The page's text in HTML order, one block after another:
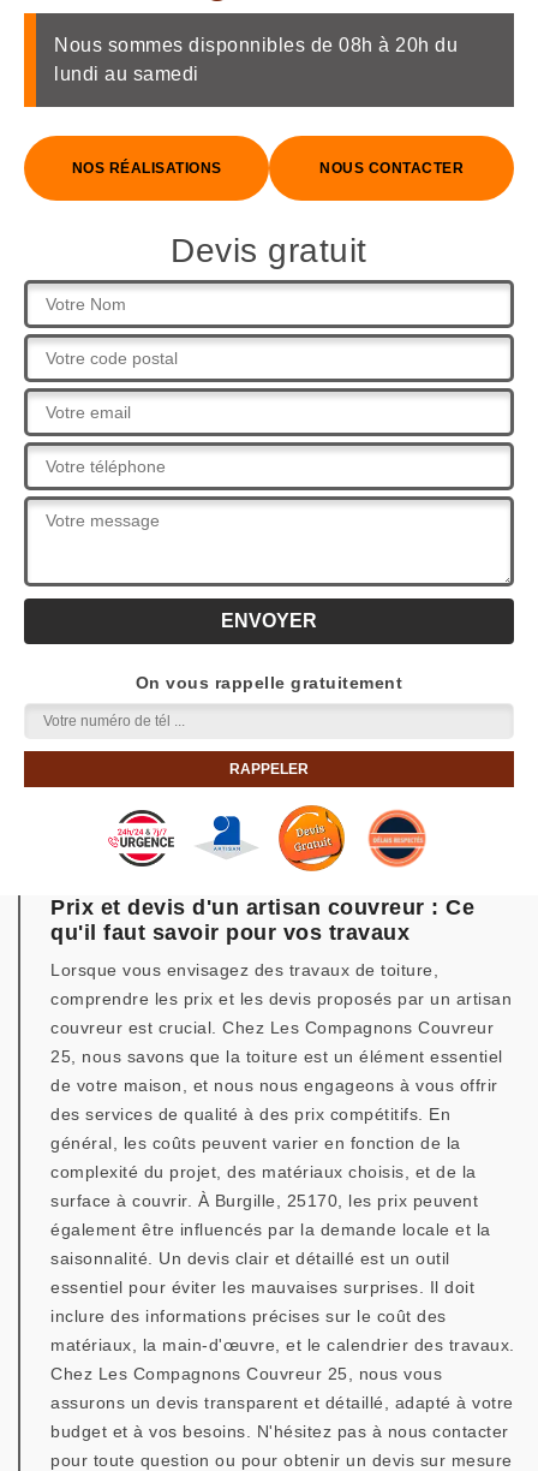
Nous sommes disponnibles de 08h à 20h du
lundi au samedi
NOS RÉALISATIONS NOUS CONTACTER
Devis gratuit
On vous rappelle gratuitement
Prix et devis d'un artisan couvreur : Ce
qu'il faut savoir pour vos travaux
Lorsque vous envisagez des travaux de toiture,
comprendre les prix et les devis proposés par un artisan
couvreur est crucial. Chez Les Compagnons Couvreur
25, nous savons que la toiture est un élément essentiel
de votre maison, et nous nous engageons à vous offrir
des services de qualité à des prix compétitifs. En
général, les coûts peuvent varier en fonction de la
complexité du projet, des matériaux choisis, et de la
surface à couvrir. À Burgille, 25170, les prix peuvent
également être influencés par la demande locale et la
saisonnalité. Un devis clair et détaillé est un outil
essentiel pour éviter les mauvaises surprises. Il doit
inclure des informations précises sur le coût des
matériaux, la main-d'œuvre, et le calendrier des travaux.
Chez Les Compagnons Couvreur 25, nous vous
assurons un devis transparent et détaillé, adapté à votre
budget et à vos besoins. N'hésitez pas à nous contacter
pour toute question ou pour obtenir un devis sur mesure